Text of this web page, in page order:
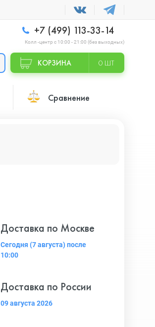
+7 (499) 113-33-14
Колл -центр с 10:00 - 21:00 (без выходных)
КОРЗИНА 0 ШТ
Сравнение
Доставка по Москве
Сегодня (7 августа) после
10:00
Доставка по России
09 августа 2026